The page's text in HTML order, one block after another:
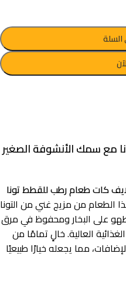
مع سمك الأنشوفة الصغير
كات طعام رطب للقطط تونا
الطعام من مزيج غني من التونا
على البخار ومحفوظ في مرق
العالية. خالٍ تمامًا من
مما يجعله خيارًا طبيعيًا